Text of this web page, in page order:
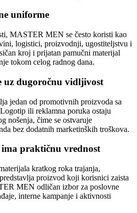
uniforme
MASTER MEN se često koristi kao
logistici, proizvodnji, ugostiteljstvu i
kroj i prijatan pamučni materijal
tokom celog radnog dana.
uz dugoročnu vidljivost
jedan od promotivnih proizvoda sa
ili reklamna poruka ostaju
nošenja, čime se ostvaruje
bez dodatnih marketinških troškova.
praktičnu vrednost
kratkog roka trajanja,
proizvod koji korisnici zaista
MEN odličan izbor za poslovne
interne kampanje i aktivnosti